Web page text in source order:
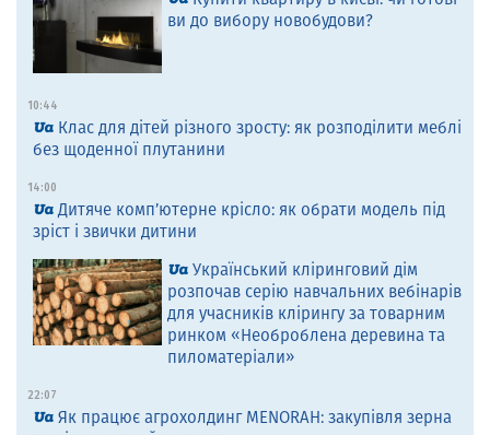
ви до вибору новобудови?
10:44
Клас для дітей різного зросту: як розподілити меблі
без щоденної плутанини
14:00
Дитяче комп’ютерне крісло: як обрати модель під
зріст і звички дитини
Український кліринговий дім
розпочав серію навчальних вебінарів
для учасників клірингу за товарним
ринком «Необроблена деревина та
пиломатеріали»
22:07
Як працює агрохолдинг MENORAH: закупівля зерна